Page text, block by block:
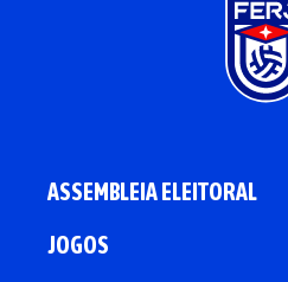
ASSEMBLEIA ELEITORAL
JOGOS